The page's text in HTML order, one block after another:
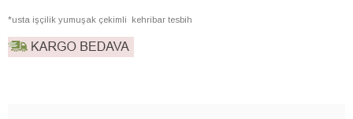
*usta işçilik yumuşak çekimli kehribar tesbih